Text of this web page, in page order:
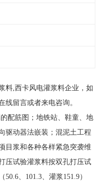
料,西卡风电灌浆料企业，如
线留言或者来电咨询。
配筋图；地铁站、鞋童、地
驱动器法嵌装；混泥土工程
目浆和各种各样紧急突袭维
压试验灌浆料按双孔打压试
、101.3、灌浆151.9）